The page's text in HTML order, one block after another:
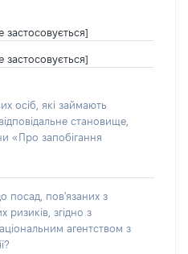
застосовується]
застосовується]
осіб, які займають
становище,
«Про запобігання
посад, пов'язаних з
ризиків, згідно з
агентством з